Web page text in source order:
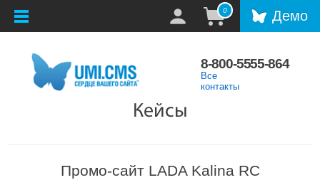
0 Демо
8-800-5555-864
Все
контакты
Кейсы
Промо-сайт LADA Kalina RC